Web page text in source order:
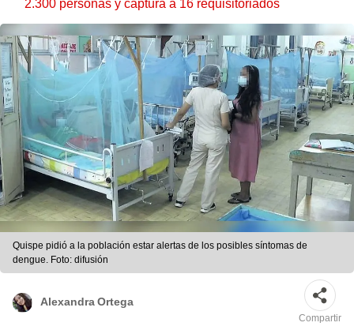
2.300 personas y captura a 16 requisitoriados
Quispe pidió a la población estar alertas de los posibles síntomas de
dengue. Foto: difusión
Alexandra Ortega
Compartir